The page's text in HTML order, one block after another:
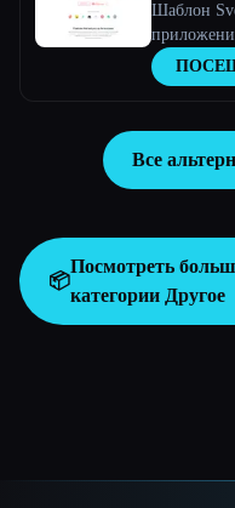
Шаблон
Все
📦
Посмотреть
категории Другое